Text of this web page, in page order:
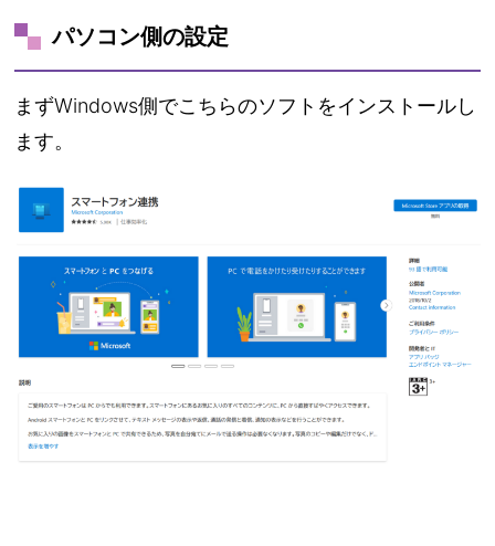
パソコン側の設定
まずWindows側でこちらのソフトをインストールし
ます。